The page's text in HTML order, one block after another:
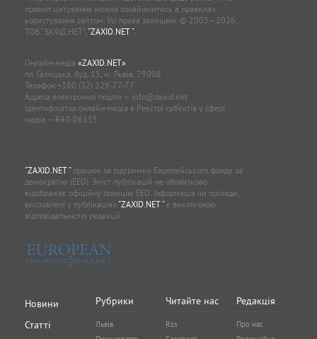
правил цитування можна ознайомитись в правилах
користування сайтом. Усі права захищені. © 2005—2026,
ТОВ “ЗАХІД.НЕТ”, "ZAXID.NET ".
Онлайн-медіа «ZAXID.NET»
пл. Галицька, буд. 15, м. Львів, 79008
Телефон +380 (32) 229-77-77
Адреса електронної пошти — info@zaxid.net
Ідентифікатор онлайн-медіа в Реєстрі суб'єктів у сфері
медіа — R40-06155
"ZAXID.NET "працює за підтримки Європейського фонду за
демократію (EED). Зміст публікацій не обов’язково
відображає офіційну позицію EED. Інформація чи погляди,
висловлені у публікаціях "ZAXID.NET "є виключною
відповідальністю редакції.
Новини
Статті
Рубрики
Львів
Читайте нас
Rss
Редакція
Про нас